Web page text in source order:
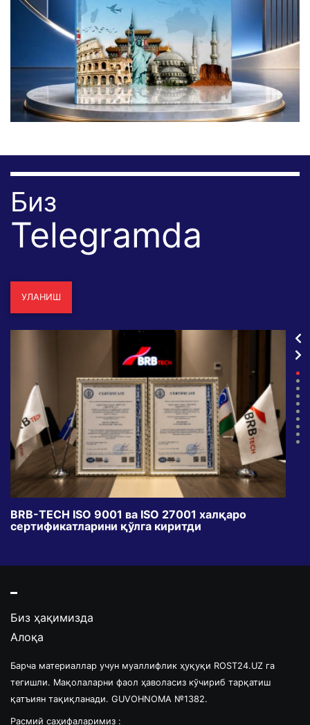
Биз
Telegramda
УЛАНИШ
BRB-TECH ISO 9001 ва ISO 27001 халқаро
сертификатларини қўлга киритди
Биз ҳақимизда
Алоқа
Барча материаллар учун муаллифлик ҳуқуқи ROST24.UZ га
тегишли. Мақолаларни фаол ҳаволасиз кўчириб тарқатиш
қатъиян тақиқланади. GUVOHNOMA №1382.
Расмий саҳифаларимиз :